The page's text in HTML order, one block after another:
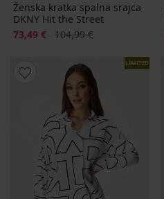
Ženska kratka spalna srajca
DKNY Hit the Street
Popust
73,49 € Prvotna cena
104,99 €
LIMITED